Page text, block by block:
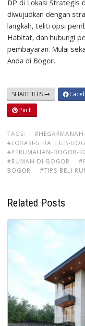
DP di Lokasi Strategis
diwujudkan dengan
langkah, teliti opsi
Habitat, dan hubungi
pembayaran. Mulai
Anda di Bogor.
SHARE THIS
Pin It
TAGS:
#LOKASI-STRATEGIS-
#PERUMAHAN-BOGOR-
#RUMAH-DI-BOGOR
BOGOR
#TIPS-BELI-
Related Posts